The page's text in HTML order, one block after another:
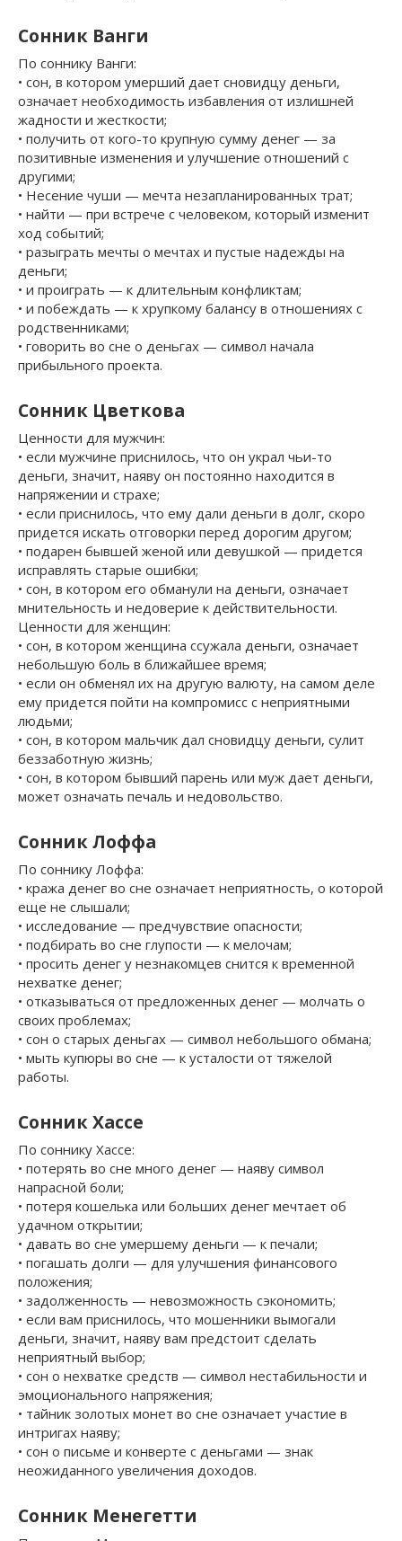
Сонник Ванги
По соннику Ванги:
• сон, в котором умерший дает сновидцу деньги,
означает необходимость избавления от излишней
жадности и жесткости;
• получить от кого-то крупную сумму денег — за
позитивные изменения и улучшение отношений с
другими;
• Несение чуши — мечта незапланированных трат;
• найти — при встрече с человеком, который изменит
ход событий;
• разыграть мечты о мечтах и ​​пустые надежды на
деньги;
• и проиграть — к длительным конфликтам;
• и побеждать — к хрупкому балансу в отношениях с
родственниками;
• говорить во сне о деньгах — символ начала
прибыльного проекта.
Сонник Цветкова
Ценности для мужчин:
• если мужчине приснилось, что он украл чьи-то
деньги, значит, наяву он постоянно находится в
напряжении и страхе;
• если приснилось, что ему дали деньги в долг, скоро
придется искать отговорки перед дорогим другом;
• подарен бывшей женой или девушкой — придется
исправлять старые ошибки;
• сон, в котором его обманули на деньги, означает
мнительность и недоверие к действительности.
Ценности для женщин:
• сон, в котором женщина ссужала деньги, означает
небольшую боль в ближайшее время;
• если он обменял их на другую валюту, на самом деле
ему придется пойти на компромисс с неприятными
людьми;
• сон, в котором мальчик дал сновидцу деньги, сулит
беззаботную жизнь;
• сон, в котором бывший парень или муж дает деньги,
может означать печаль и недовольство.
Сонник Лоффа
По соннику Лоффа:
• кража денег во сне означает неприятность, о которой
еще не слышали;
• исследование — предчувствие опасности;
• подбирать во сне глупости — к мелочам;
• просить денег у незнакомцев снится к временной
нехватке денег;
• отказываться от предложенных денег — молчать о
своих проблемах;
• сон о старых деньгах — символ небольшого обмана;
• мыть купюры во сне — к усталости от тяжелой
работы.
Сонник Хассе
По соннику Хассе:
• потерять во сне много денег — наяву символ
напрасной боли;
• потеря кошелька или больших денег мечтает об
удачном открытии;
• давать во сне умершему деньги — к печали;
• погашать долги — для улучшения финансового
положения;
• задолженность — невозможность сэкономить;
• если вам приснилось, что мошенники вымогали
деньги, значит, наяву вам предстоит сделать
неприятный выбор;
• сон о нехватке средств — символ нестабильности и
эмоционального напряжения;
• тайник золотых монет во сне означает участие в
интригах наяву;
• сон о письме и конверте с деньгами — знак
неожиданного увеличения доходов.
Сонник Менегетти